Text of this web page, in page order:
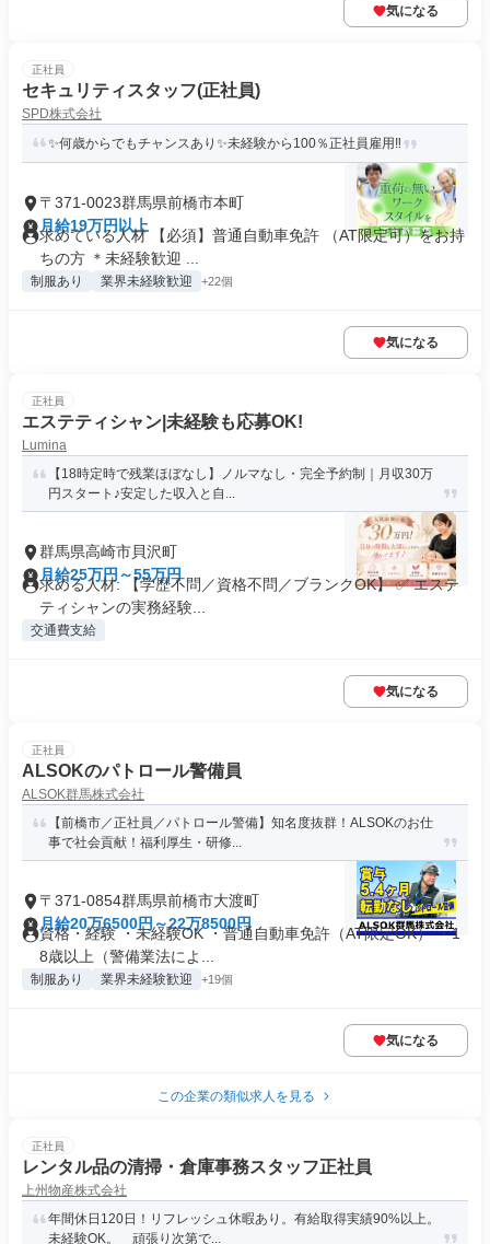
気になる
正社員
セキュリティスタッフ(正社員)
SPD株式会社
✨何歳からでもチャンスあり✨未経験から100％正社員雇用‼
〒371-0023群馬県前橋市本町
月給19万円以上
求めている人材 【必須】普通自動車免許 （AT限定可）をお持
ちの方 ＊未経験歓迎 ...
制服あり 業界未経験歓迎 +22個
気になる
正社員
エステティシャン|未経験も応募OK!
Lumina
【18時定時で残業ほぼなし】ノルマなし・完全予約制｜月収30万
円スタート♪安定した収入と自...
群馬県高崎市貝沢町
月給25万円～55万円
求める人材: 【学歴不問／資格不問／ブランクOK】 ✅ エステ
ティシャンの実務経験...
交通費支給
気になる
正社員
ALSOKのパトロール警備員
ALSOK群馬株式会社
【前橋市／正社員／パトロール警備】知名度抜群！ALSOKのお仕
事で社会貢献！福利厚生・研修...
〒371-0854群馬県前橋市大渡町
月給20万6500円～22万8500円
資格・経験 ・未経験OK ・普通自動車免許（AT限定OK） ・1
8歳以上（警備業法によ...
制服あり 業界未経験歓迎 +19個
気になる
この企業の類似求人を見る
正社員
レンタル品の清掃・倉庫事務スタッフ正社員
上州物産株式会社
年間休日120日！リフレッシュ休暇あり。有給取得実績90%以上。
未経験OK。 頑張り次第で...